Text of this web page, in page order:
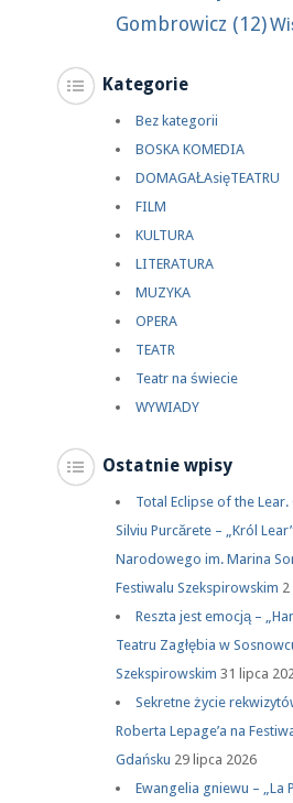
Gombrowicz (12)
Kategorie
Bez kategorii
BOSKA KOMEDIA
DOMAGAŁAsięTEATRU
FILM
KULTURA
LITERATURA
MUZYKA
OPERA
TEATR
Teatr na świecie
WYWIADY
Ostatnie wpisy
Total Eclipse of the
Silviu Purcărete – „Król
Narodowego im. Marina
Festiwalu Szekspirowskim
Reszta jest emocją –
Teatru Zagłębia w
Szekspirowskim 31 lipca
Sekretne życie
Roberta Lepage’a na
Gdańsku 29 lipca 2026
Ewangelia gniewu – „La